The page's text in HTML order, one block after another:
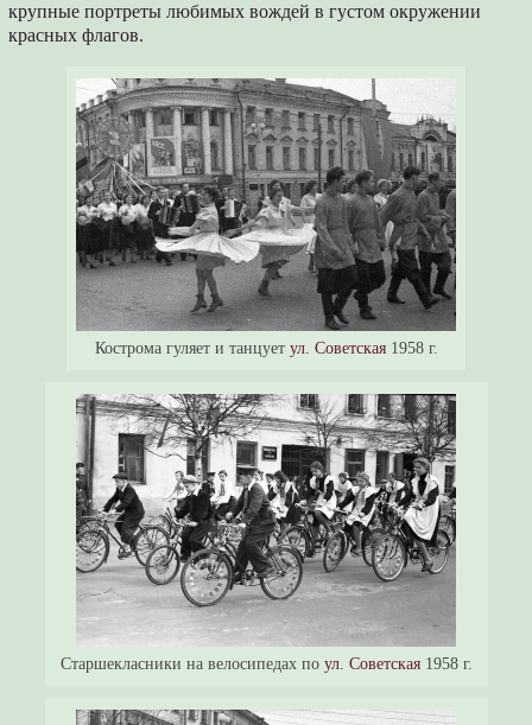
крупные портреты любимых вождей в густом окружении
красных флагов.
Кострома гуляет и танцует ул. Советская1958 г.
Старшекласники на велосипедах по ул. Советская1958 г.